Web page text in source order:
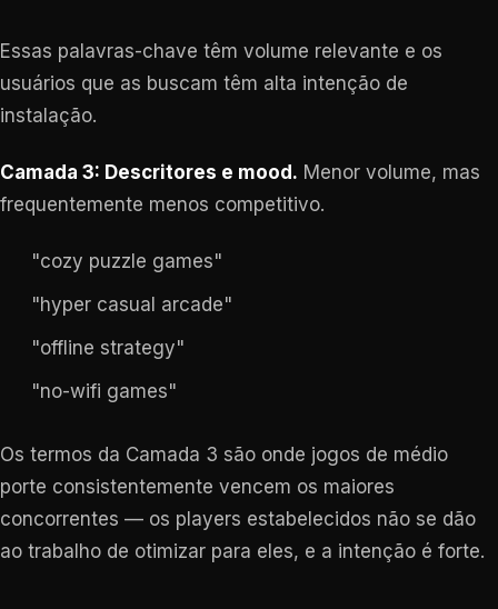
Essas palavras-chave têm volume relevante e os
usuários que as buscam têm alta intenção de
instalação.
Camada 3: Descritores e mood. Menor volume, mas
frequentemente menos competitivo.
"cozy puzzle games"
"hyper casual arcade"
"offline strategy"
"no-wifi games"
Os termos da Camada 3 são onde jogos de médio
porte consistentemente vencem os maiores
concorrentes — os players estabelecidos não se dão
ao trabalho de otimizar para eles, e a intenção é forte.